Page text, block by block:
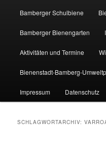
Bamberger Schulbiene
Bamberger Bienengarten
Aktivitäten und Termine
Bienenstadt-Bamberg-
Impressum Datenschutz
SCHLAGWORTARCHIV: